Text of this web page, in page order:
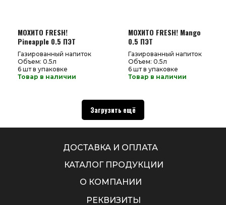
МОХИТО FRESH!
Pineapple 0.5 ПЭТ
Газированный напиток
Объем: 0.5л
6 шт в упаковке
Товар в наличии
МОХИТО FRESH! Mango
0.5 ПЭТ
Газированный напиток
Объем: 0.5л
6 шт в упаковке
Товар в наличии
Загрузить ещё
РЕКВИЗИТЫ
КАТАЛОГ ПРОДУКЦИИ
О КОМПАНИИ
ДОСТАВКА И ОПЛАТА